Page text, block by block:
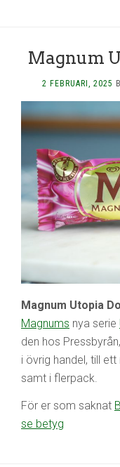
Magnum
2 FEBRUARI, 2025
Magnum Utopia
Magnums nya serie
den hos
i övrig handel, till
samt i flerpack.
För er som saknat
se betyg